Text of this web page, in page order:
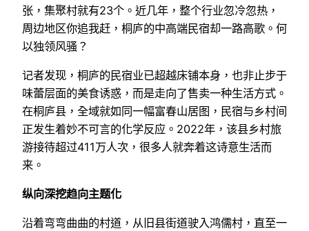
张，集聚村就有23个。近几年，整个行业忽冷忽热，
周边地区你追我赶，桐庐的中高端民宿却一路高歌。何
以独领风骚？
记者发现，桐庐的民宿业已超越床铺本身，也非止步于
味蕾层面的美食诱惑，而是走向了售卖一种生活方式。
在桐庐县，全域就如同一幅富春山居图，民宿与乡村间
正发生着妙不可言的化学反应。2022年，该县乡村旅
游接待超过411万人次，很多人就奔着这诗意生活而
来。
纵向深挖趋向主题化
沿着弯弯曲曲的村道，从旧县街道驶入鸿儒村，直至一